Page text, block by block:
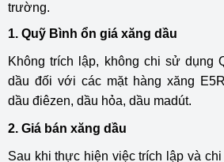
trường.
1. Quỹ Bình ổn giá xăng dầu
Không trích lập, không chi sử dụng
dầu đối với các mặt hàng xăng
dầu điêzen, dầu hỏa, dầu madút.
2. Giá bán xăng dầu
Sau khi thực hiện việc trích lập và